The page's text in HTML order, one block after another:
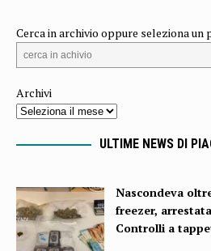
Cerca in archivio oppure seleziona un
Archivi
ULTIME NEWS DI
Nascondeva
freezer,
Controlli a